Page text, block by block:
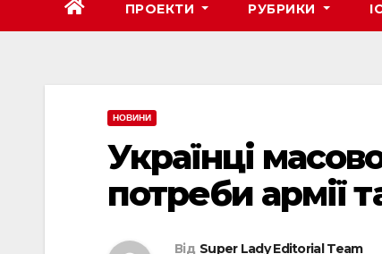
ПРОЕКТИ РУБРИКИ
НОВИНИ
Українці
потреби армії
Від Super Lady Editorial Team